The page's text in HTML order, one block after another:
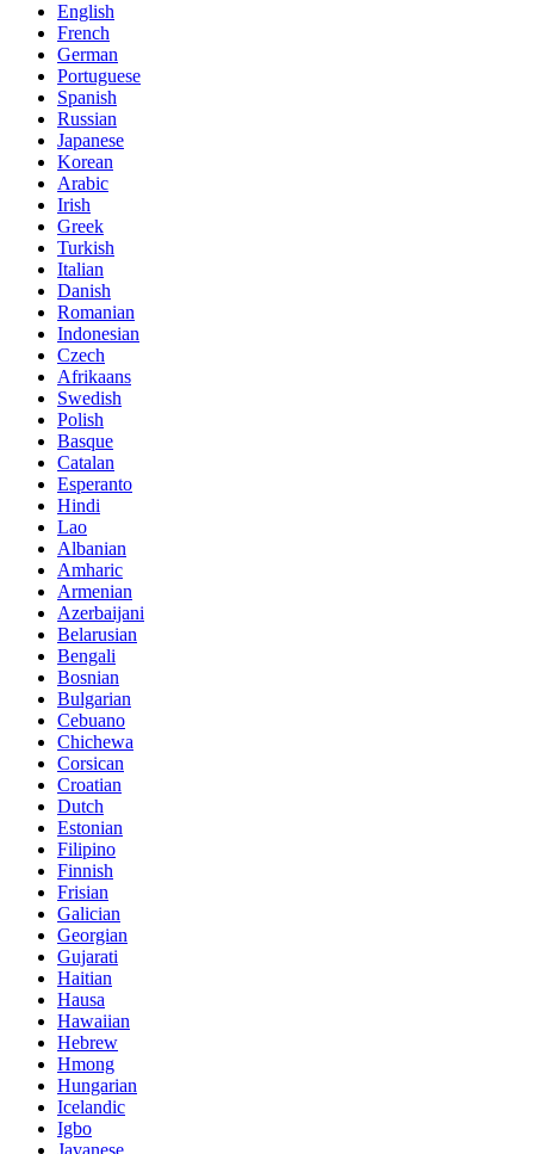
English
French
German
Portuguese
Spanish
Russian
Japanese
Korean
Arabic
Irish
Greek
Turkish
Italian
Danish
Romanian
Indonesian
Czech
Afrikaans
Swedish
Polish
Basque
Catalan
Esperanto
Hindi
Lao
Albanian
Amharic
Armenian
Azerbaijani
Belarusian
Bengali
Bosnian
Bulgarian
Cebuano
Chichewa
Corsican
Croatian
Dutch
Estonian
Filipino
Finnish
Frisian
Galician
Georgian
Gujarati
Haitian
Hausa
Hawaiian
Hebrew
Hmong
Hungarian
Icelandic
Igbo
Javanese